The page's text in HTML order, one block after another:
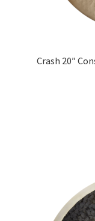
Crash 20″